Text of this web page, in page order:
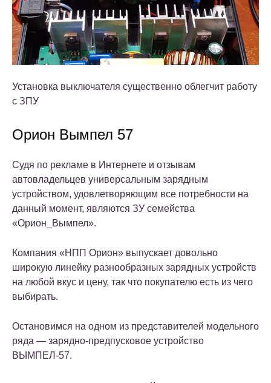
Установка выключателя существенно облегчит работу
с ЗПУ
Орион Вымпел 57
Судя по рекламе в Интернете и отзывам
автовладельцев универсальным зарядным
устройством, удовлетворяющим все потребности на
данный момент, являются ЗУ семейства
«Орион_Вымпел».
Компания «НПП Орион» выпускает довольно
широкую линейку разнообразных зарядных устройств
на любой вкус и цену, так что покупателю есть из чего
выбирать.
Остановимся на одном из представителей модельного
ряда — зарядно-предпусковое устройство
ВЫМПЕЛ-57.